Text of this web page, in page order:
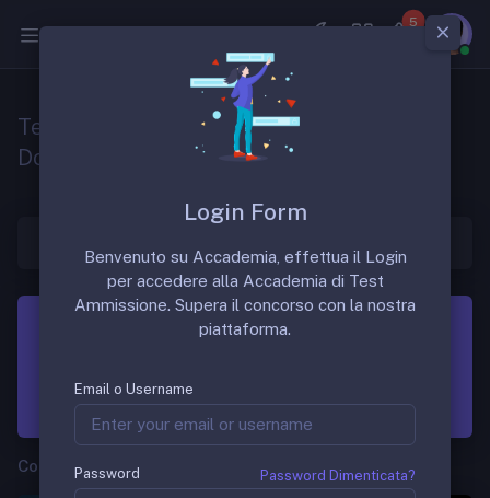
5
Test Specializzazione Medicina 2018
Domande
Scopri Accademia
Quiz commentati per il concorso SSM e TOLC.
Concorso SSM e MMG
Login Form
Benvenuto su Accademia, effettua il Login
per accedere alla Accademia di Test
Ammissione. Supera il concorso con la nostra
piattaforma.
Email o Username
Password Password Dimenticata?